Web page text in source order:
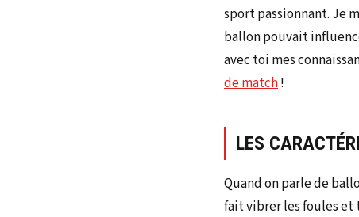
sport passionnant. Je
ballon pouvait
avec toi mes
de match!
LES
Quand on parle de
fait vibrer les foules et